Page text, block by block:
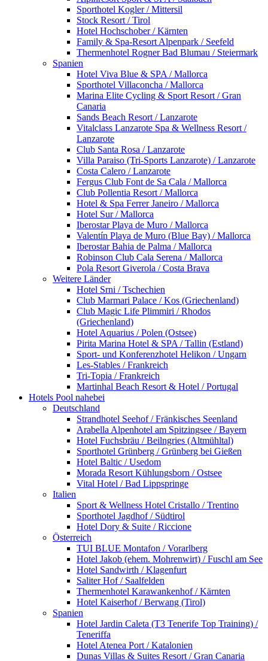
Sporthotel Kogler / Mittersil
Stock Resort / Tirol
Hotel Hochschober / Kärnten
Family & Spa-Resort Alpenpark / Seefeld
Thermenhotel Rogner Bad Blumau / Steiermark
Spanien
Hotel Viva Blue & SPA / Mallorca
Sporthotel Villaconcha / Mallorca
Marina Elite Cycling & Sport Resort / Gran
Canaria
Sands Beach Resort / Lanzarote
Vitalclass Lanzarote Spa & Wellness Resort /
Lanzarote
Club Santa Rosa / Lanzarote
Villa Paraiso (Tri-Sports Lanzarote) / Lanzarote
Costa Calero / Lanzarote
Fergus Club Font de Sa Cala / Mallorca
Club Pollentia Resort / Mallorca
Hotel & Spa Ferrer Janeiro / Mallorca
Hotel Sur / Mallorca
Iberostar Playa de Muro / Mallorca
Valentín Playa de Muro (Blue Bay) / Mallorca
Iberostar Bahia de Palma / Mallorca
Robinson Club Cala Serena / Mallorca
Pola Resort Giverola / Costa Brava
Weitere Länder
Hotel Srni / Tschechien
Club Marmari Palace / Kos (Griechenland)
Club Magic Life Plimmiri / Rhodos
(Griechenland)
Hotel Aquarius / Polen (Ostsee)
Pirita Marina Hotel & SPA / Tallin (Estland)
Sport- und Konferenzhotel Helikon / Ungarn
Les-Stables / Frankreich
Tri-Topia / Frankreich
Martinhal Beach Resort & Hotel / Portugal
Hotels Pool nahebei
Deutschland
Strandhotel Seehof / Fränkisches Seenland
Arabella Alpenhotel am Spitzingsee / Bayern
Hotel Fuchsbräu / Beilngries (Altmühltal)
Sporthotel Grünberg / Grünberg bei Gießen
Hotel Baltic / Usedom
Morada Resort Kühlungsborn / Ostsee
Vital Hotel / Bad Lippspringe
Italien
Sport & Wellness Hotel Cristallo / Trentino
Sporthotel Jagdhof / Südtirol
Hotel Dory & Suite / Riccione
Österreich
TUI BLUE Montafon / Vorarlberg
Hotel Jakob (ehem. Mohrenwirt) / Fuschl am See
Hotel Sandwirth / Klagenfurt
Saliter Hof / Saalfelden
Thermenhotel Karawankenhof / Kärnten
Hotel Kaiserhof / Berwang (Tirol)
Spanien
Hotel Jardin Caleta (T3 Tenerife Top Training) /
Teneriffa
Hotel Atenea Port / Katalonien
Dunas Villas & Suites Resort / Gran Canaria